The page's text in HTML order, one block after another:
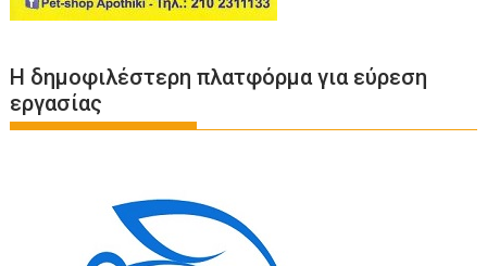
Η δημοφιλέστερη πλατφόρμα για εύρεση
εργασίας